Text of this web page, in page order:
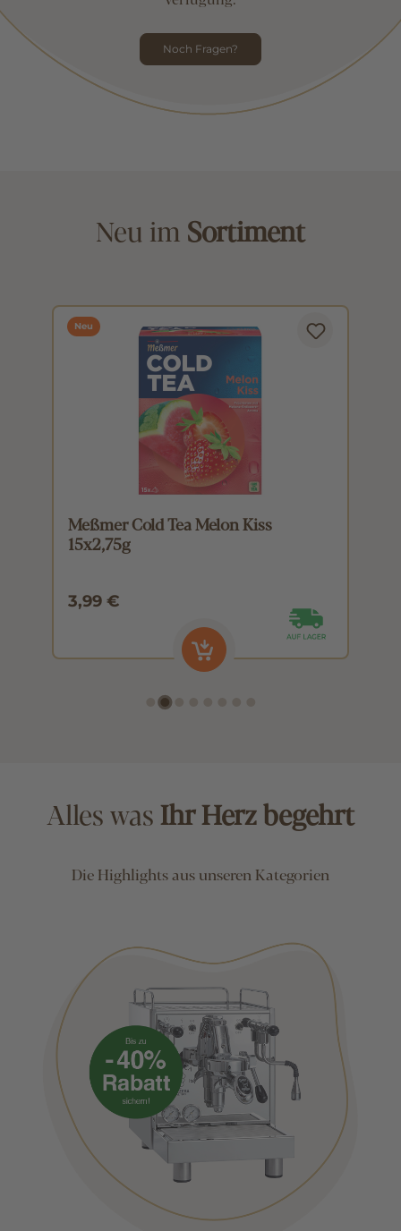
Noch Fragen?
Neu im Sortiment
Neu
Meßmer Cold Tea Melon Kiss
15x2,75g
3,99 €
Alles wasIhr Herz begehrt
Die Highlights aus unseren Kategorien